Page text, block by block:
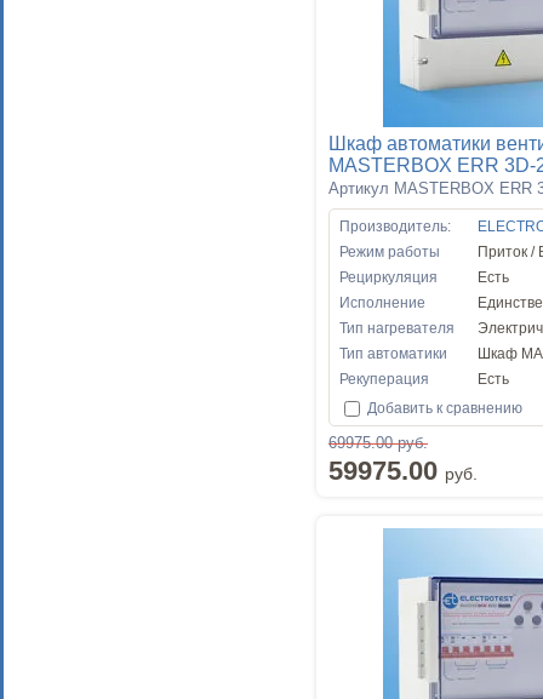
Шкаф автоматики
MASTERBOX ERR 3D-
Артикул MASTERBOX ERR
Производитель:
Режим работы
Приток /
Рециркуляция
Есть
Исполнение
Тип нагревателя
Тип автоматики
Шкаф
Рекуперация
Есть
Добавить к сравнению
69975.00 руб.
59975.00 руб.